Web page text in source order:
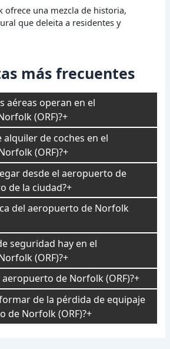
ofrece una mezcla de historia,
que deleita a residentes y
más frecuentes
aéreas operan en el
(ORF)?
alquiler de coches en el
(ORF)?
desde el aeropuerto de
de la ciudad?
del aeropuerto de Norfolk
seguridad hay en el
(ORF)?
aeropuerto de Norfolk (ORF)?
de la pérdida de equipaje
de Norfolk (ORF)?